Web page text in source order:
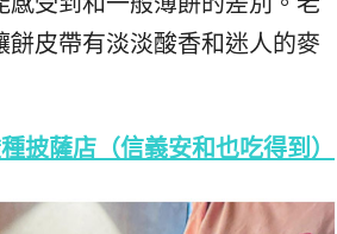
皮帶有淡淡酸香和迷人的麥
披薩店（信義安和也吃得到）